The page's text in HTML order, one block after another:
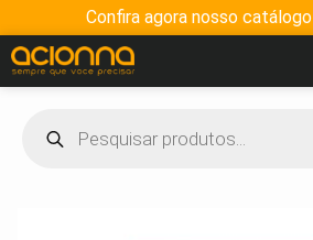
Confira agora nosso catálogo